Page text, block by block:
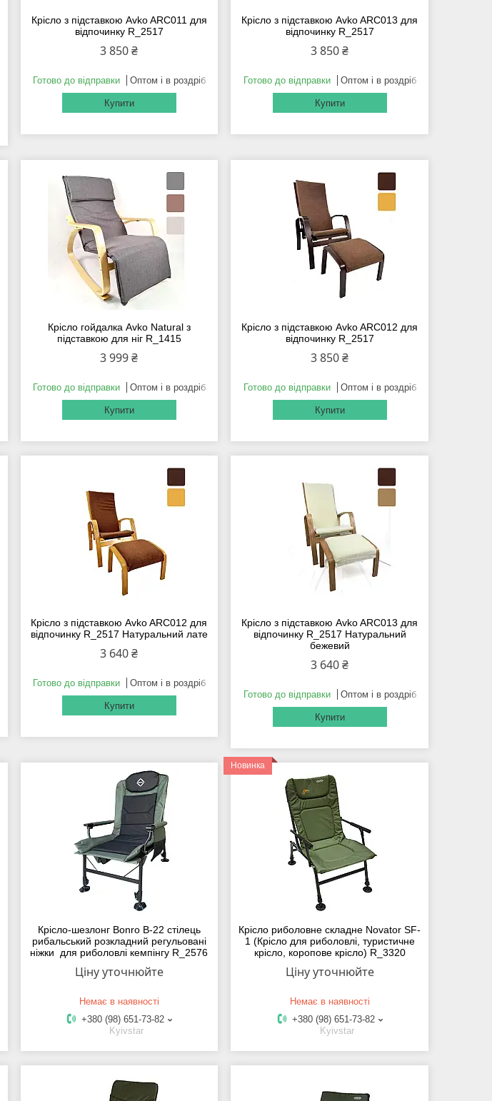
Крісло з підставкою Avko ARC011 для
відпочинку R_2517
3 850 ₴
Готово до відправки Оптом і в роздріб
Купити
Крісло з підставкою Avko ARC013 для
відпочинку R_2517
3 850 ₴
Готово до відправки Оптом і в роздріб
Купити
Крісло гойдалка Avko Natural з
підставкою для ніг R_1415
3 999 ₴
Готово до відправки Оптом і в роздріб
Купити
Крісло з підставкою Avko ARC012 для
відпочинку R_2517
3 850 ₴
Готово до відправки Оптом і в роздріб
Купити
Крісло з підставкою Avko ARC012 для
відпочинку R_2517 Натуральний лате
3 640 ₴
Готово до відправки Оптом і в роздріб
Купити
Крісло з підставкою Avko ARC013 для
відпочинку R_2517 Натуральний
бежевий
3 640 ₴
Готово до відправки Оптом і в роздріб
Купити
Крісло-шезлонг Bonro B-22 стілець
рибальський розкладний регульовані
ніжки для риболовлі кемпінгу R_2576
Ціну уточнюйте
Немає в наявності
+380 (98) 651-73-82
Kyivstar
Новинка
Крісло риболовне складне Novator SF-
1 (Крісло для риболовлі, туристичне
крісло, коропове крісло) R_3320
Ціну уточнюйте
Немає в наявності
+380 (98) 651-73-82
Kyivstar